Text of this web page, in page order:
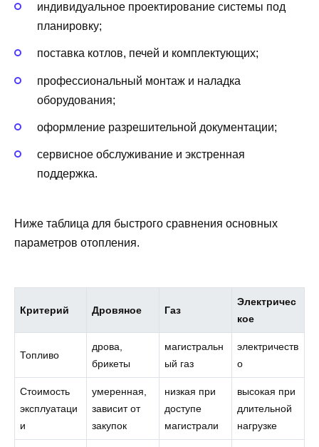
индивидуальное проектирование системы под
планировку;
поставка котлов, печей и комплектующих;
профессиональный монтаж и наладка
оборудования;
оформление разрешительной документации;
сервисное обслуживание и экстренная
поддержка.
Ниже таблица для быстрого сравнения основных
параметров отопления.
Критерий Дровяное Газ
Электричес
кое
Топливо
дрова,
брикеты
магистральн
ый газ
электричеств
о
Стоимость
эксплуатаци
и
умеренная,
зависит от
закупок
низкая при
доступе
магистрали
высокая при
длительной
нагрузке